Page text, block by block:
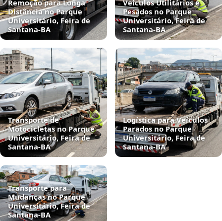
Remoção para Longa
Distância no Parque
Universitário, Feira de
Santana‑BA
Veículos Utilitários e
Pesados no Parque
Universitário, Feira de
Santana‑BA
Transporte de
Motocicletas no Parque
Universitário, Feira de
Santana‑BA
Logística para Veículos
Parados no Parque
Universitário, Feira de
Santana‑BA
Transporte para
Mudanças no Parque
Universitário, Feira de
Santana‑BA